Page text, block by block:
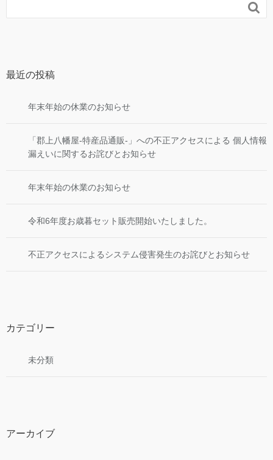

最近の投稿
年末年始の休業のお知らせ
「郡上八幡屋-特産品通販-」への不正アクセスによる 個人情報
漏えいに関するお詫びとお知らせ
年末年始の休業のお知らせ
令和6年度お歳暮セット販売開始いたしました。
不正アクセスによるシステム侵害発生のお詫びとお知らせ
カテゴリー
未分類
アーカイブ